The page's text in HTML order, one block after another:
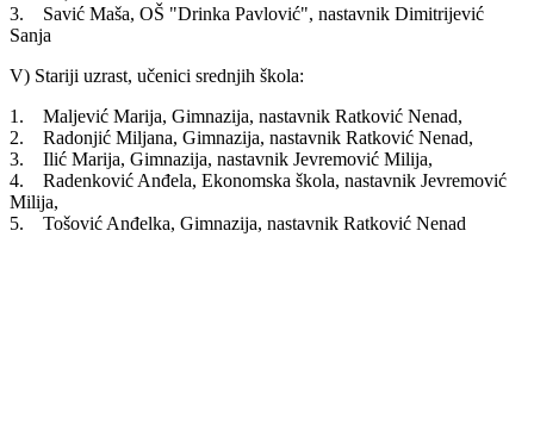
3. Savić Maša, OŠ "Drinka Pavlović", nastavnik Dimitrijević
Sanja
V) Stariji uzrast, učenici srednjih škola:
1. Maljević Marija, Gimnazija, nastavnik Ratković Nenad,
2. Radonjić Miljana, Gimnazija, nastavnik Ratković Nenad,
3. Ilić Marija, Gimnazija, nastavnik Jevremović Milija,
4. Radenković Anđela, Ekonomska škola, nastavnik Jevremović
Milija,
5. Tošović Anđelka, Gimnazija, nastavnik Ratković Nenad